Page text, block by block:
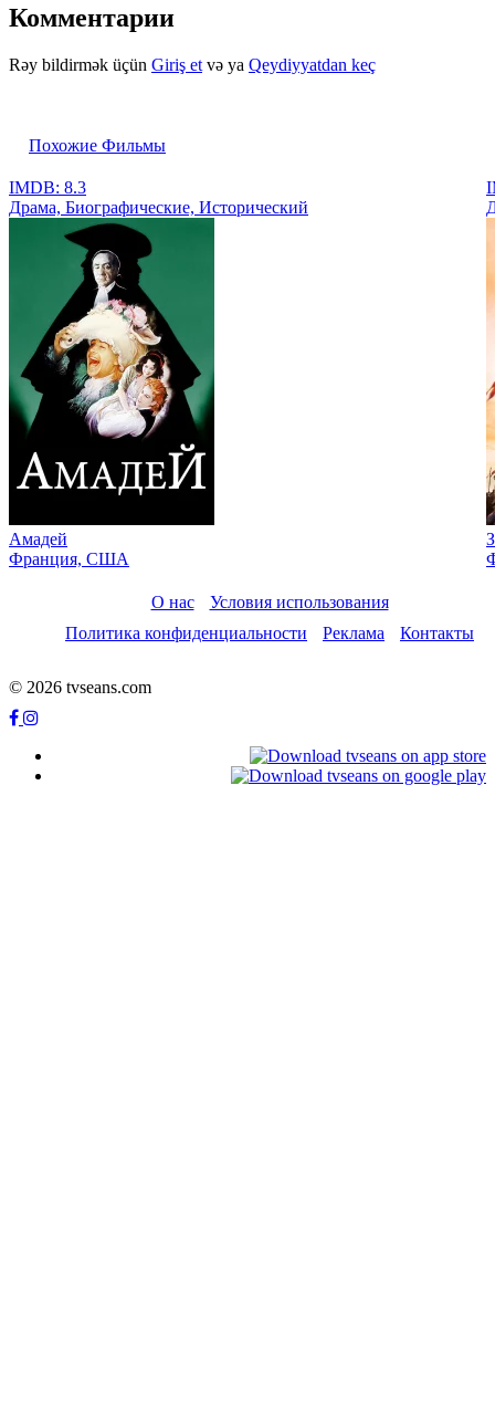
Комментарии
Rəy bildirmək üçün Giriş et və ya Qeydiyyatdan keç
Похожие Фильмы
IMDB: 8.3
Драма, Биографические, Исторический
Амадей
Франция, США
О нас
Условия использования
Политика конфиденциальности
Реклама Контакты
© 2026 tvseans.com